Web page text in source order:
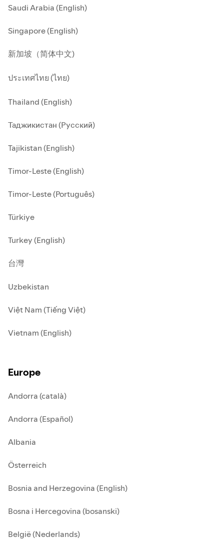
Saudi Arabia (English)
Singapore (English)
新加坡（简体中文)
ประเทศไทย (ไทย)
Thailand (English)
Таджикистан (Русский)
Tajikistan (English)
Timor-Leste (English)
Timor-Leste (Português)
Türkiye
Turkey (English)
台灣
Uzbekistan
Việt Nam (Tiếng Việt)
Vietnam (English)
Europe
Andorra (català)
Andorra (Español)
Albania
Österreich
Bosnia and Herzegovina (English)
Bosna i Hercegovina (bosanski)
België (Nederlands)